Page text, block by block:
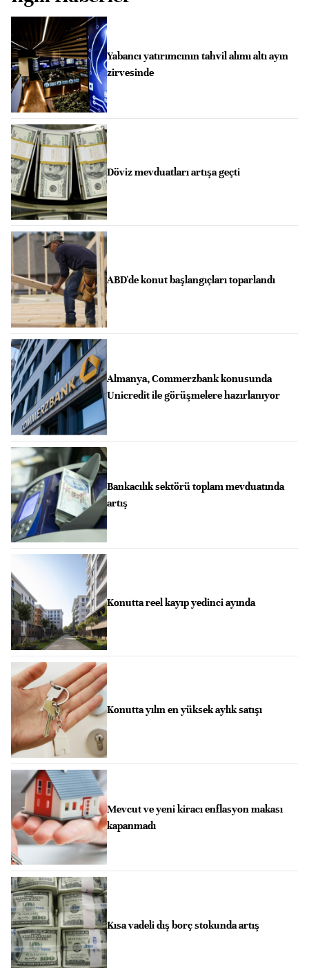
Yabancı yatırımcının tahvil alımı altı ayın
zirvesinde
Döviz mevduatları artışa geçti
ABD'de konut başlangıçları toparlandı
Almanya, Commerzbank konusunda
Unicredit ile görüşmelere hazırlanıyor
Bankacılık sektörü toplam mevduatında
artış
Konutta reel kayıp yedinci ayında
Konutta yılın en yüksek aylık satışı
Mevcut ve yeni kiracı enflasyon makası
kapanmadı
Kısa vadeli dış borç stokunda artış